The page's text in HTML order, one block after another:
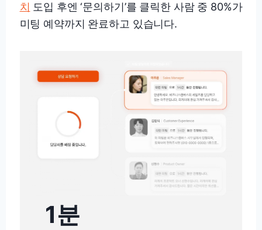
치 도입 후엔 ‘문의하기’를 클릭한 사람 중 80%가
미팅 예약까지 완료하고 있습니다.
1분